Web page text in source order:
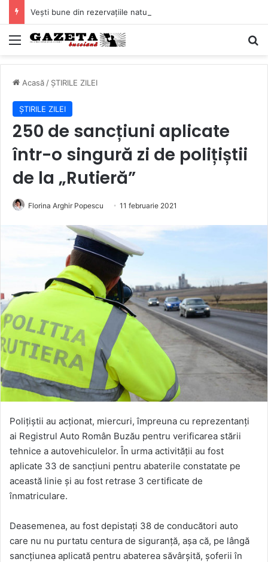
Mediu
Acasă / ȘTIRILE ZILEI
ȘTIRILE ZILEI
250 de sancțiuni aplicate
într-o singură zi de polițiștii
de la „Rutieră”
Florina Arghir Popescu 11 februarie 2021
Polițiștii au acționat, miercuri, împreuna cu reprezentanți
ai Registrul Auto Român Buzău pentru verificarea stării
tehnice a autovehiculelor. În urma activității au fost
aplicate 33 de sancțiuni pentru abaterile constatate pe
această linie și au fost retrase 3 certificate de
înmatriculare.
Deasemenea, au fost depistați 38 de conducători auto
care nu nu purtatu centura de siguranță, așa că, pe lângă
sancțiunea aplicată pentru abaterea săvârșită, șoferii în